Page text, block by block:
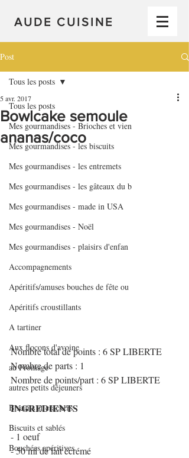
AUDE CUISINE
Post
Tous les posts
Mes gourmandises - Brioches et vien
Mes gourmandises - les biscuits
Mes gourmandises - les entremets
Mes gourmandises - les gâteaux du b
Mes gourmandises - made in USA
Mes gourmandises - Noël
Mes gourmandises - plaisirs d'enfan
Accompagnements
Apéritifs/amuses bouches de fête ou
Apéritifs croustillants
A tartiner
Aux flocons d'avoine
au Fromage
autres petits déjeuners
Biscuits et crackers
Biscuits et sablés
Bouchées apéritives
Tous les posts
Bowlcake semoule
ananas/coco
5 avr. 2017
Nombre total de points : 6 SP LIBERTE
Nombre de parts : 1
Nombre de points/part : 6 SP LIBERTE
INGREDIENTS
- 1 oeuf
- 50 ml de lait écrémé